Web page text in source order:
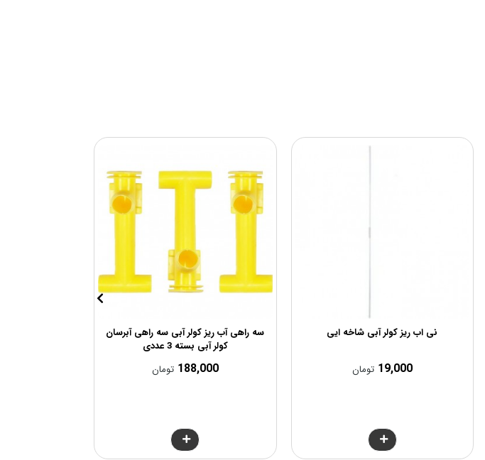
نی اب ریز کولر آبی شاخه ایی
19,000 تومان
سه راهی آب ریز کولر آبی سه راهی آبرسان
کولر آبی بسته 3 عددی
188,000 تومان